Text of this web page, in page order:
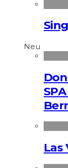
Neu
Las